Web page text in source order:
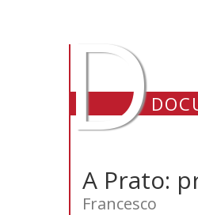
D
A Prato:
Francesco